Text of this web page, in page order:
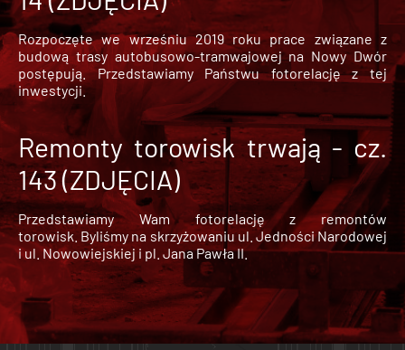
Rozpoczęte we wrześniu 2019 roku prace związane z
budową trasy autobusowo-tramwajowej na Nowy Dwór
postępują. Przedstawiamy Państwu fotorelację z tej
inwestycji.
Remonty torowisk trwają - cz.
143 (ZDJĘCIA)
Przedstawiamy Wam fotorelację z remontów
torowisk. Byliśmy na skrzyżowaniu ul. Jedności Narodowej
i ul. Nowowiejskiej i pl. Jana Pawła II.